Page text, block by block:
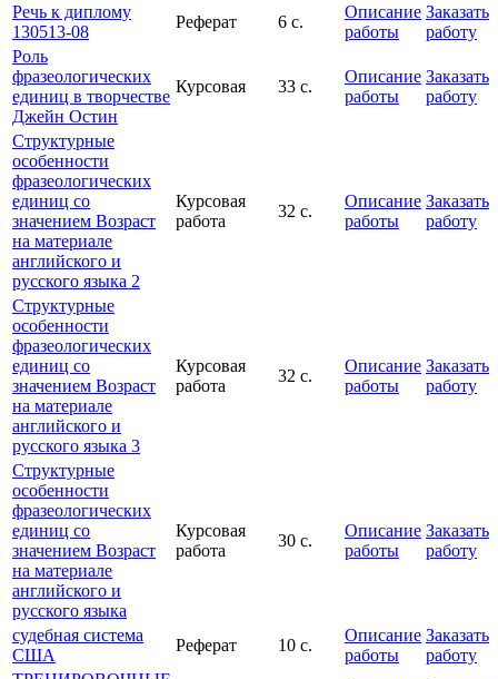
Речь к диплому
130513-08
Реферат 6 с.
Описание
работы
Заказать
работу
Роль
фразеологических
единиц в творчестве
Джейн Остин
Курсовая 33 с.
Описание
работы
Заказать
работу
Структурные
особенности
фразеологических
единиц со
значением Возраст
на материале
английского и
русского языка 2
Курсовая
работа
32 с.
Описание
работы
Заказать
работу
Структурные
особенности
фразеологических
единиц со
значением Возраст
на материале
английского и
русского языка 3
Курсовая
работа
32 с.
Описание
работы
Заказать
работу
Структурные
особенности
фразеологических
единиц со
значением Возраст
на материале
английского и
русского языка
Курсовая
работа
30 с.
Описание
работы
Заказать
работу
судебная система
США
Реферат 10 с.
Описание
работы
Заказать
работу